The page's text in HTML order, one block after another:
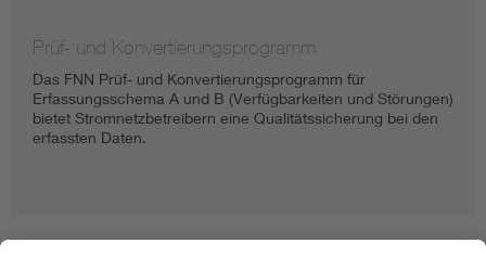
Prüf- und Konvertierungsprogramm
Das FNN Prüf- und Konvertierungsprogramm für
Erfassungsschema A und B (Verfügbarkeiten und Störungen)
bietet Stromnetzbetreibern eine Qualitätssicherung bei den
erfassten Daten.